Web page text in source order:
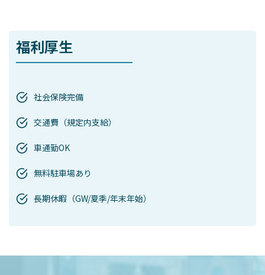
福利厚生
社会保険完備
交通費（規定内支給）
車通勤OK
無料駐車場あり
長期休暇（GW/夏季/年末年始）